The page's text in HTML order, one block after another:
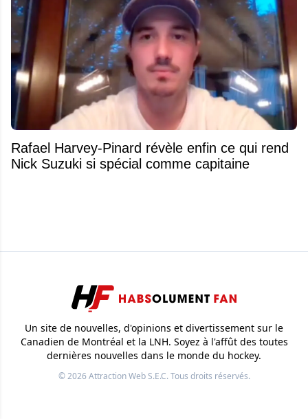
Rafael Harvey-Pinard révèle enfin ce qui rend
Nick Suzuki si spécial comme capitaine
Un site de nouvelles, d'opinions et divertissement sur le
Canadien de Montréal et la LNH. Soyez à l'affût des toutes
dernières nouvelles dans le monde du hockey.
© 2026Attraction Web S.E.C.Tous droits réservés.